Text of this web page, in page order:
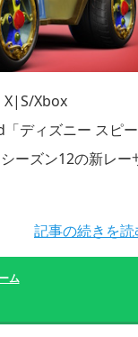
X|S/Xbox
ディズニー スピー
ーズン12の新レー
記事の続きを読
ム